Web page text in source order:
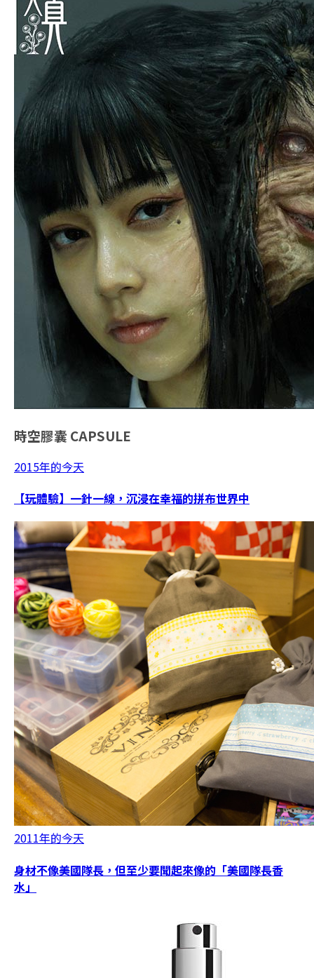
時空膠囊 CAPSULE
2015年的今天
【玩體驗】一針一線，沉浸在幸福的拼布世界中
2011年的今天
身材不像美國隊長，但至少要聞起來像的「美國隊長香
水」